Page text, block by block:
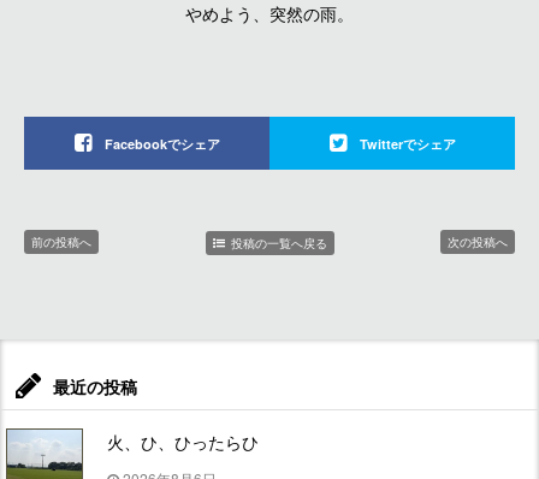
やめよう、突然の雨。
Facebookでシェア Twitterでシェア
前の投稿へ 投稿の一覧へ戻る 次の投稿へ
最近の投稿
火、ひ、ひったらひ